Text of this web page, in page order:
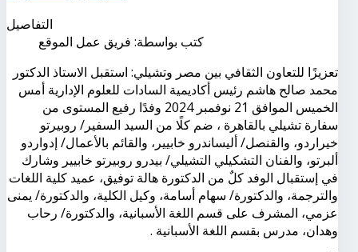
التفاصيل
كتب بواسطة: فريق عمل الموقع
تعزيزًا للتعاون الثقافي بين مصر وتشيلي: استقبل الاستاذ الدكتور
محمد صالح هاشم رئيس أكاديمية السادات للعلوم الإدارية أمس
الخميس الموافق 21 نوفمبر 2024 وفدًا رفيع المستوى من
سفارة تشيلي بالقاهرة ، ضم كلًا من السيد السفير/ روبيرتو
خيراردو، والقنصل/ أليساندرو خابيير، والقائم بالأعمال/ إدواردو
ألبرتو، والفنان التشكيلي التشيلي/ بيدرو روبيرتو خابيير وشارك
في إستقبال الوفد كلٌ من الدكتورة هالة توفيق، عميد كلية اللغات
والترجمة، والدكتورة/ سهام أسامة، وكيل الكلية، والدكتورة/ يمنى
عزمي، المشرف على قسم اللغة الأسبانية، والدكتورة/ رحاب
وهدان، مدرس بقسم اللغة الأسبانية .